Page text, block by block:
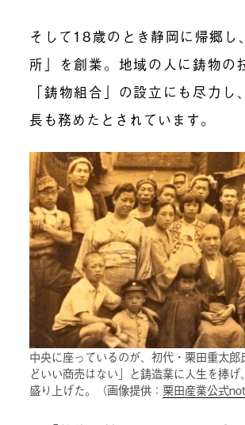
そして18歳のとき静岡に帰郷し
所」を創業。地域の人に鋳物の
「鋳物組合」の設立にも尽力し
長も務めたとされています。
中央に座っているのが、初代・栗田重太郎
どいい商売はない」と鋳造業に人生を捧げ
盛り上げた。（画像提供：栗田産業公式